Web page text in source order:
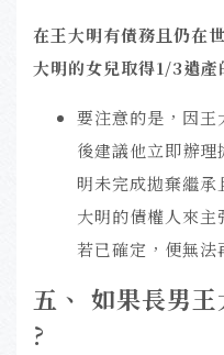
在王大明有債務且仍在
大明的女兒取得1/3遺產
要注意的是，因
後建議他立即辦
明未完成拋棄繼
大明的債權人來
若已確定，便無法
五 、 如果長男
?